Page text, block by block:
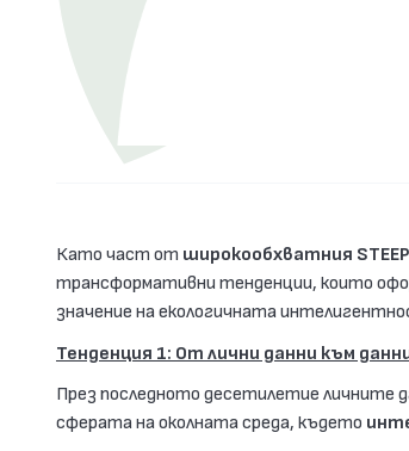
Като част от широкообхватния STEEP
трансформативни тенденции, които
значение на екологичната
Тенденция 1: От лични данни към
През последното десетилетие личните
сферата на околната среда, където